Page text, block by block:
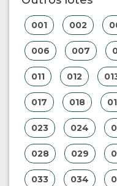
001 002
006 007
011 012
017 018
023 024
028 029
033 034